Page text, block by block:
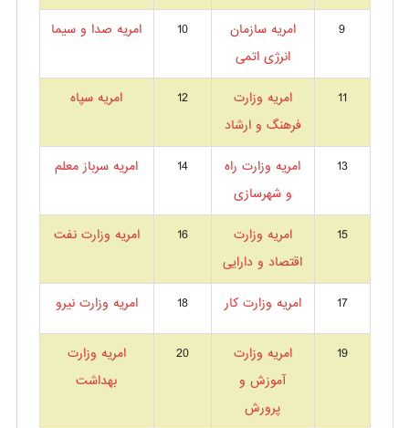
9
امریه سازمان
انرژی اتمی
10 امریه صدا و سیما
11
امریه وزارت
فرهنگ و ارشاد
12 امریه سپاه
13
امریه وزارت راه
و شهرسازی
14 امریه سرباز معلم
15
امریه وزارت
اقتصاد و دارایی
16 امریه وزارت نفت
17 امریه وزارت کار 18 امریه وزارت نیرو
19
امریه وزارت
آموزش و
پرورش
20
امریه وزارت
بهداشت